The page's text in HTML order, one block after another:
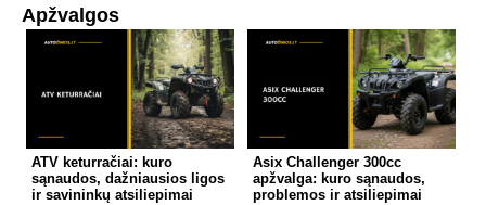
Apžvalgos
ATV keturračiai: kuro
sąnaudos, dažniausios ligos
ir savininkų atsiliepimai
Asix Challenger 300cc
apžvalga: kuro sąnaudos,
problemos ir atsiliepimai